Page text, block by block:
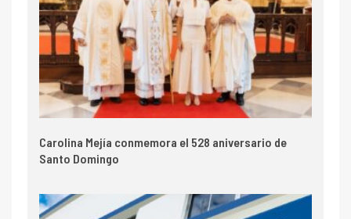
Carolina Mejía conmemora el 528 aniversario de
Santo Domingo